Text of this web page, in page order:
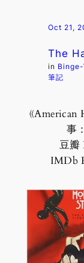
Oct 21,
The
in Binge-
筆記
《American
事
豆瓣
IMDb